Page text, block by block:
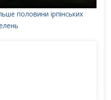
половини ірпінських